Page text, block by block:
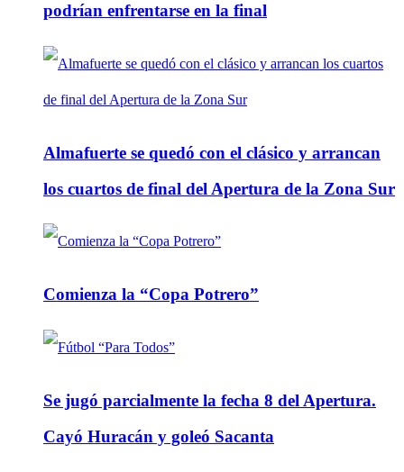
podrían enfrentarse en la final
Almafuerte se quedó con el clásico y arrancan
los cuartos de final del Apertura de la Zona Sur
Comienza la “Copa Potrero”
Se jugó parcialmente la fecha 8 del Apertura.
Cayó Huracán y goleó Sacanta